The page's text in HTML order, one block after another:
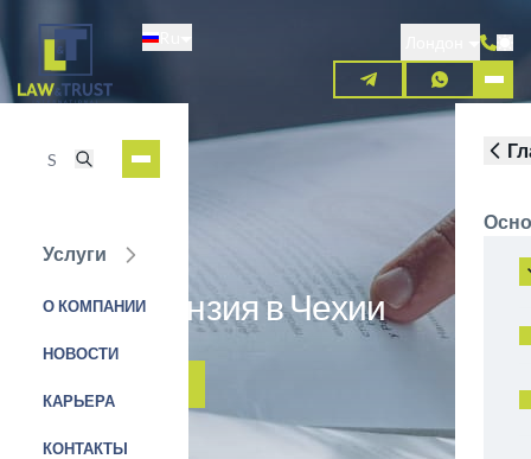
к
основному
содержанию
Услуги
О КОМПАНИИ
НОВОСТИ
КАРЬЕРА
КОНТАКТЫ
CASP лицензия в Чехии
CASP лицензия